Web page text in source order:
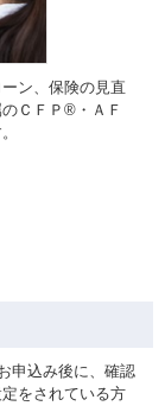
ン、保険の見直
ＣＦＰ®・ＡＦ
申込み後に、確認
をされている方